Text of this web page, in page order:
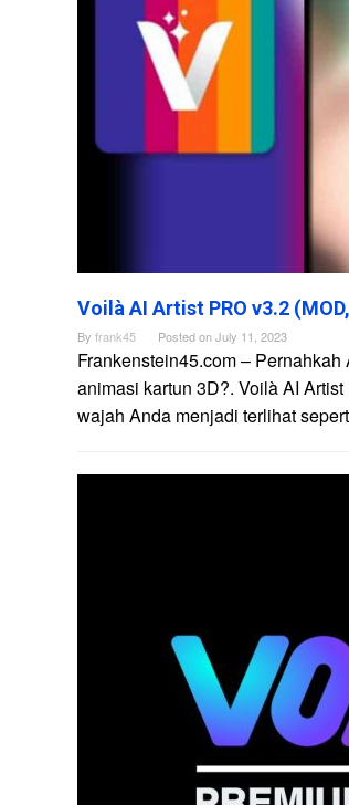
Voilà AI Artist PRO v3.2
By frank45 Posted onJuly 11, 2023
Frankenstein45.com –
animasi kartun 3D?. Voilà AI
wajah Anda menjadi terlihat